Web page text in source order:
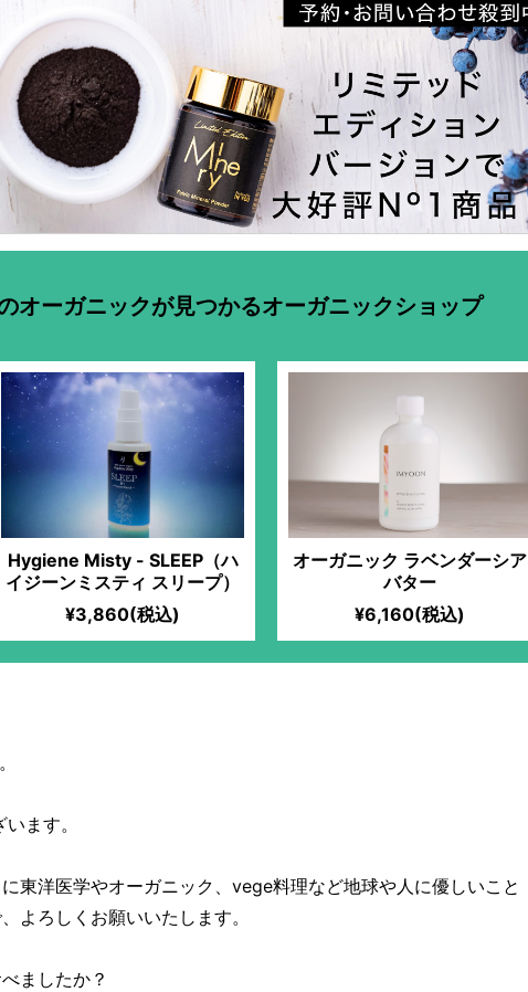
オーガニックが見つかるオーガニックショップ
Hygiene Misty - SLEEP（ハ
イジーンミスティ スリープ）
¥3,860(税込)
オーガニック ラベンダーシア
バター
¥6,160(税込)
ます。
東洋医学やオーガニック、vege料理など地球や人に優しいこと
よろしくお願いいたします。
ましたか？